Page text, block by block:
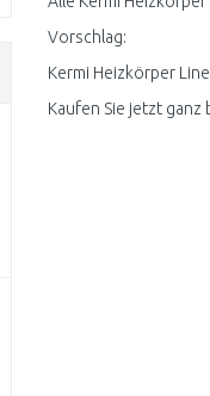
Vorschlag:
Kermi Heizkörper
Kaufen Sie jetzt ganz